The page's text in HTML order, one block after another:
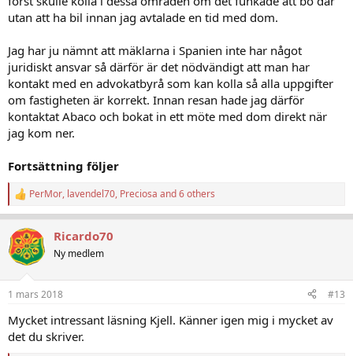
utan att ha bil innan jag avtalade en tid med dom.
Jag har ju nämnt att mäklarna i Spanien inte har något
juridiskt ansvar så därför är det nödvändigt att man har
kontakt med en advokatbyrå som kan kolla så alla uppgifter
om fastigheten är korrekt. Innan resan hade jag därför
kontaktat Abaco och bokat in ett möte med dom direkt när
jag kom ner.
Fortsättning följer
R
e
c
t
i
s
PerMor, lavendel70, Preciosa and 6 others
Ricardo70
Ny medlem
1 mars 2018 #13
Mycket intressant läsning Kjell. Känner igen mig i mycket av
det du skriver.